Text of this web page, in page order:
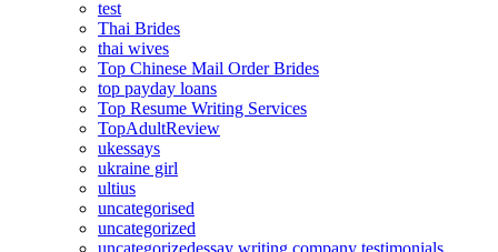
test
Thai Brides
thai wives
Top Chinese Mail Order Brides
top payday loans
Top Resume Writing Services
TopAdultReview
ukessays
ukraine girl
ultius
uncategorised
uncategorized
uncategorizedessay writing company testimonials